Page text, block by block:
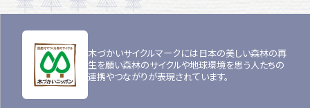
木づかいサイクルマークには日本の美しい森林の再
生を願い森林のサイクルや地球環境を思う人たちの
連携やつながりが表現されています。